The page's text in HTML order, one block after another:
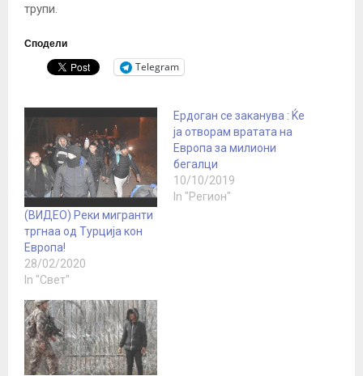
трупи.
Сподели
Telegram
(ВИДЕО) Реки мигранти
тргнаа од Турција кон
Европа!
28/02/2020
In "Свет"
Ердоган се заканува : Ќе
ја отворам вратата на
Европа за милиони
бегалци
10/10/2019
In "Регион"